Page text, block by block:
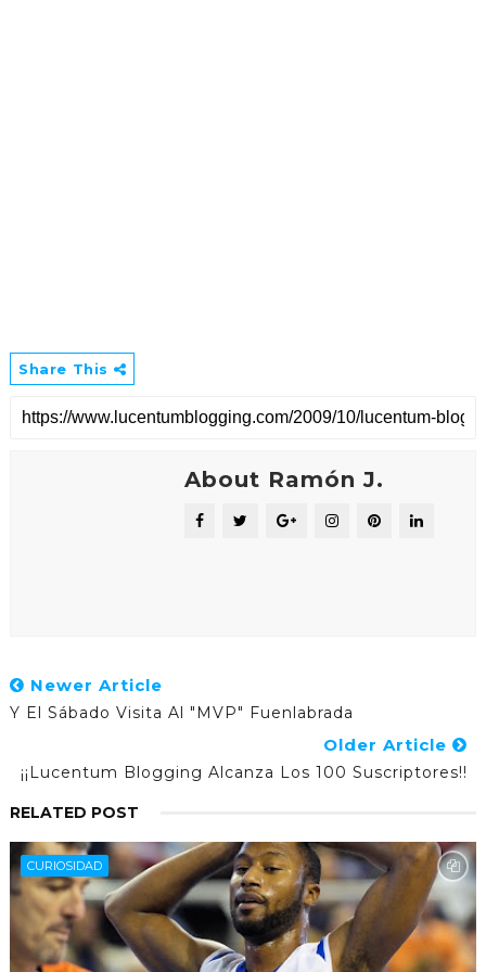
Share This
About Ramón J.
Newer Article
Y El Sábado Visita Al "MVP" Fuenlabrada
Older Article
¡¡Lucentum Blogging Alcanza Los 100 Suscriptores!!
RELATED POST
CURIOSIDAD